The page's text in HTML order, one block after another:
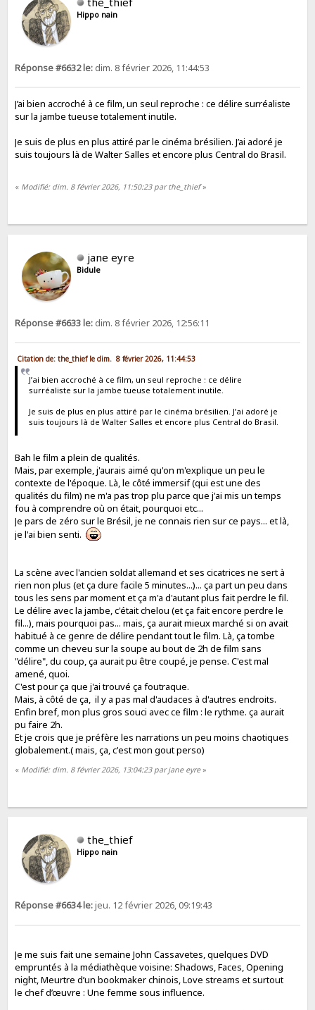
Hippo nain
Réponse #6632 le: dim. 8 février 2026, 11:44:53
J’ai bien accroché à ce film, un seul reproche : ce délire surréaliste
sur la jambe tueuse totalement inutile.
Je suis de plus en plus attiré par le cinéma brésilien. J’ai adoré je
suis toujours là de Walter Salles et encore plus Central do Brasil.
« Modifié: dim. 8 février 2026, 11:50:23 par the_thief»
jane eyre
Bidule
Réponse #6633 le: dim. 8 février 2026, 12:56:11
Citation de: the_thief le dim. 8 février 2026, 11:44:53
J’ai bien accroché à ce film, un seul reproche : ce délire
surréaliste sur la jambe tueuse totalement inutile.
Je suis de plus en plus attiré par le cinéma brésilien. J’ai adoré je
suis toujours là de Walter Salles et encore plus Central do Brasil.
Bah le film a plein de qualités.
Mais, par exemple, j'aurais aimé qu'on m'explique un peu le
contexte de l'époque. Là, le côté immersif (qui est une des
qualités du film) ne m'a pas trop plu parce que j'ai mis un temps
fou à comprendre où on était, pourquoi etc...
Je pars de zéro sur le Brésil, je ne connais rien sur ce pays... et là,
je l'ai bien senti.
La scène avec l'ancien soldat allemand et ses cicatrices ne sert à
rien non plus (et ça dure facile 5 minutes...)... ça part un peu dans
tous les sens par moment et ça m'a d'autant plus fait perdre le fil.
Le délire avec la jambe, c'était chelou (et ça fait encore perdre le
fil...), mais pourquoi pas... mais, ça aurait mieux marché si on avait
habitué à ce genre de délire pendant tout le film. Là, ça tombe
comme un cheveu sur la soupe au bout de 2h de film sans
"délire", du coup, ça aurait pu être coupé, je pense. C'est mal
amené, quoi.
C'est pour ça que j'ai trouvé ça foutraque.
Mais, à côté de ça, il y a pas mal d'audaces à d'autres endroits.
Enfin bref, mon plus gros souci avec ce film : le rythme. ça aurait
pu faire 2h.
Et je crois que je préfère les narrations un peu moins chaotiques
globalement.( mais, ça, c'est mon gout perso)
« Modifié: dim. 8 février 2026, 13:04:23 par jane eyre»
the_thief
Hippo nain
Réponse #6634 le:jeu. 12 février 2026, 09:19:43
Je me suis fait une semaine John Cassavetes, quelques DVD
empruntés à la médiathèque voisine: Shadows, Faces, Opening
night, Meurtre d’un bookmaker chinois, Love streams et surtout
le chef d’œuvre : Une femme sous influence.